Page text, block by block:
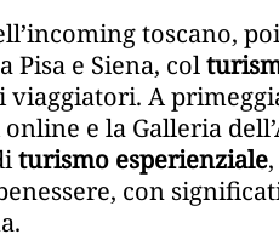
toscano,
Pisa e Siena, col
A
e la Galleria
turismo esperienziale
con